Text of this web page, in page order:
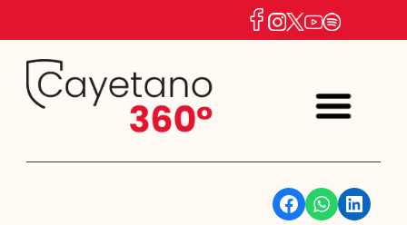
Facebook WhatsApp Linkedin